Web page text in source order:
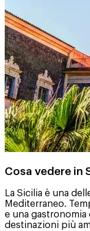
Cosa vedere in
La Sicilia è una
Mediterraneo.
e una
destinazioni più